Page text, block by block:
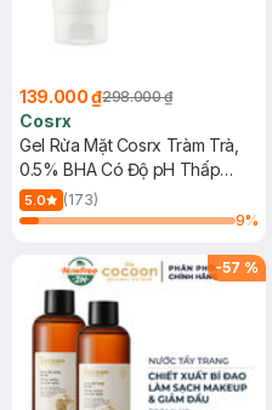
139.000 ₫298.000 ₫
Cosrx
Gel Rửa Mặt Cosrx Tràm Trà,
0.5% BHA Có Độ pH Thấp
150ml
5.0
(173)
9%
-57 %